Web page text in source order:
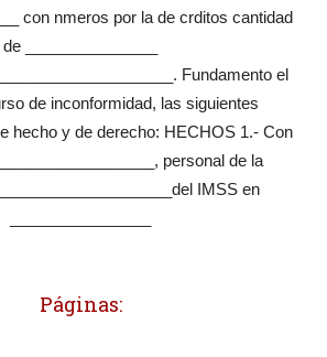
con nmeros por la de crditos cantidad
de _______________
Fundamento el
de inconformidad, las siguientes
hecho y de derecho: HECHOS 1.- Con
personal de la
IMSS en
Páginas: